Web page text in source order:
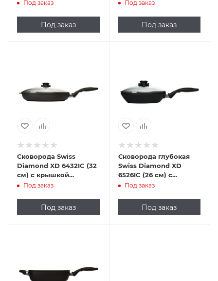
Под заказ
Под заказ
Под заказ
Под заказ
Сковорода Swiss
Diamond XD 6432IC (32
см) с крышкой
индукционная
Под заказ
Под заказ
Сковорода глубокая
Swiss Diamond XD
6526IC (26 см) с
крышкой
Под заказ
Под заказ